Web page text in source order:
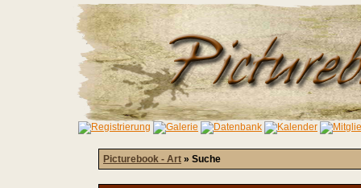
Picturebook - Art » Suche